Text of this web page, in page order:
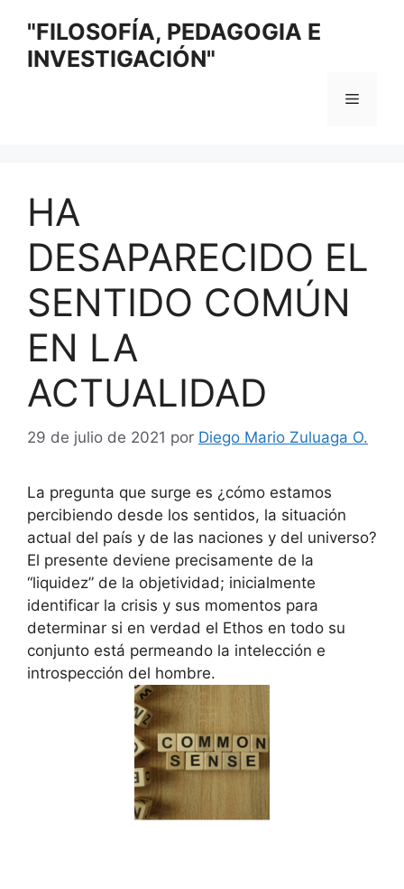
contenido
"FILOSOFÍA, PEDAGOGIA E
INVESTIGACIÓN"
Menú
HA
DESAPARECIDO EL
SENTIDO COMÚN
EN LA
ACTUALIDAD
29 de julio de 2021 por Diego Mario Zuluaga O.
La pregunta que surge es ¿cómo estamos
percibiendo desde los sentidos, la situación
actual del país y de las naciones y del universo?
El presente deviene precisamente de la
“liquidez” de la objetividad; inicialmente
identificar la crisis y sus momentos para
determinar si en verdad el Ethos en todo su
conjunto está permeando la intelección e
introspección del hombre.